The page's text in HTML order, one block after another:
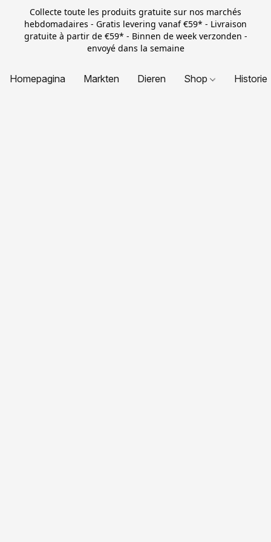
Collecte toute les produits gratuite sur nos marchés
hebdomadaires - Gratis levering vanaf €59* - Livraison
gratuite à partir de €59* - Binnen de week verzonden -
envoyé dans la semaine
Homepagina Markten Dieren Shop Historie